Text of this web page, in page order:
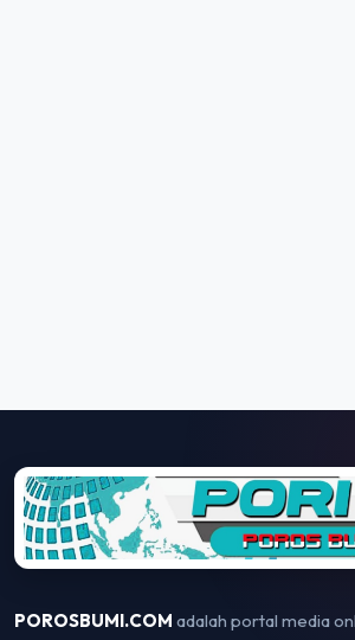
POROSBUMI.COM adalah portal media